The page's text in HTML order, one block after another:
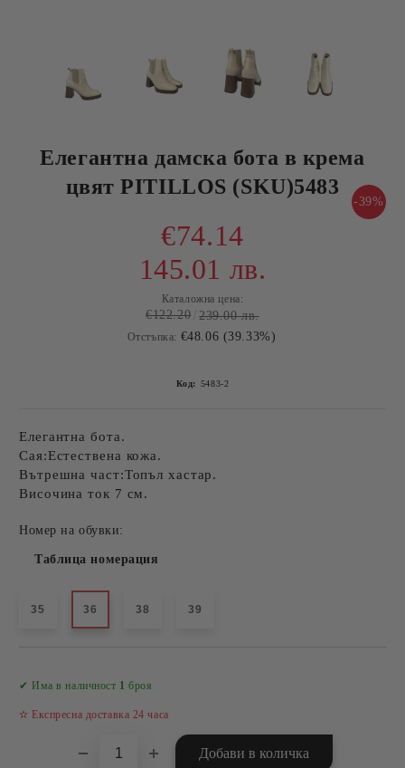
Елегантна дамска бота в крема
цвят PITILLOS (SKU)5483
-39%
€74.14
145.01 лв.
Каталожна цена:
€122.20 239.00 лв.
Отстъпка: €48.06 (39.33%)
Код: 5483-2
Елегантна бота.
Сая:Естествена кожа.
Вътрешна част:Топъл хастар.
Височина ток 7 см.
Номер на обувки:
Таблица номерация
35 36 38 39
✔ Има в наличност 1 броя
✫ Експресна доставка 24 часа